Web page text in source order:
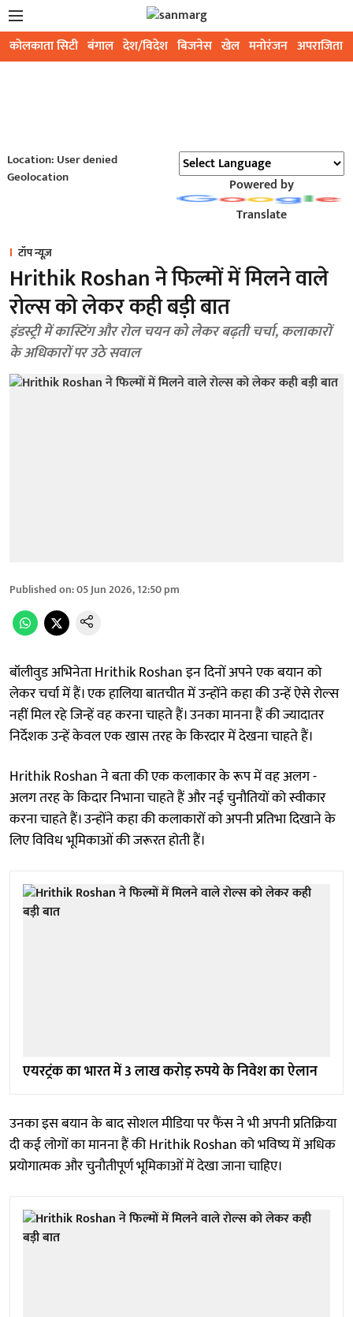
कोलकाता सिटी बंगाल देश/विदेश बिजनेस खेल मनोरंजन अपराजिता
Location: User denied
Geolocation
Powered by
Translate
टॉप न्यूज़
Hrithik Roshan ने फिल्मों में मिलने वाले
रोल्स को लेकर कही बड़ी बात
इंडस्ट्री में कास्टिंग और रोल चयन को लेकर बढ़ती चर्चा, कलाकारों
के अधिकारों पर उठे सवाल
Published on:05 Jun 2026, 12:50 pm
बॉलीवुड अभिनेता Hrithik Roshan इन दिनों अपने एक बयान को
लेकर चर्चा में हैं। एक हालिया बातचीत में उन्होंने कहा की उन्हें ऐसे रोल्स
नहीं मिल रहे जिन्हें वह करना चाहते हैं। उनका मानना हैं की ज्यादातर
निर्देशक उन्हें केवल एक खास तरह के किरदार में देखना चाहते हैं।
Hrithik Roshan ने बता की एक कलाकार के रूप में वह अलग -
अलग तरह के किदार निभाना चाहते हैं और नई चुनौतियों को स्वीकार
करना चाहते हैं। उन्होंने कहा की कलाकारों को अपनी प्रतिभा दिखाने के
लिए विविध भूमिकाओं की जरूरत होती हैं।
एयरट्रंक का भारत में 3 लाख करोड़ रुपये के निवेश का ऐलान
उनका इस बयान के बाद सोशल मीडिया पर फैंस ने भी अपनी प्रतिक्रिया
दी कई लोगों का मानना हैं की Hrithik Roshan को भविष्य में अधिक
प्रयोगात्मक और चुनौतीपूर्ण भूमिकाओं में देखा जाना चाहिए।